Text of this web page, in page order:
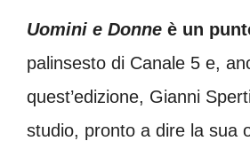
Uomini e Donne è un
palinsesto di Canale 5 e,
quest’edizione, Gianni
studio, pronto a dire la sua